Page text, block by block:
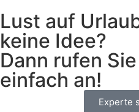
Lust auf
keine Idee?
Dann rufen
einfach an!
Experte